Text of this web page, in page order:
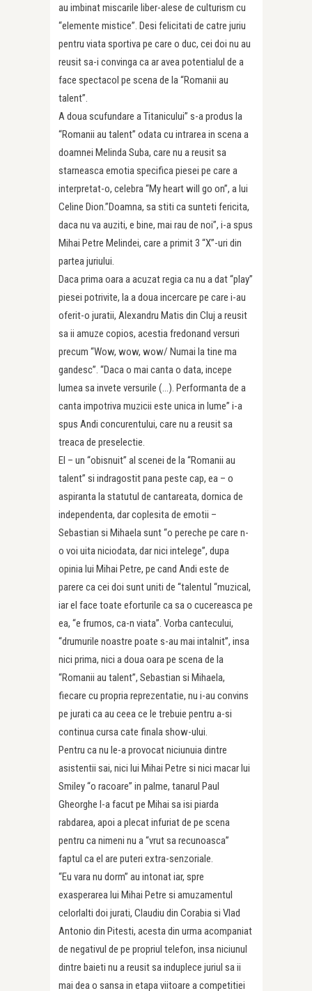
au imbinat miscarile liber-alese de culturism cu
“elemente mistice”. Desi felicitati de catre juriu
pentru viata sportiva pe care o duc, cei doi nu au
reusit sa-i convinga ca ar avea potentialul de a
face spectacol pe scena de la “Romanii au
talent”.
A doua scufundare a Titanicului” s-a produs la
“Romanii au talent” odata cu intrarea in scena a
doamnei Melinda Suba, care nu a reusit sa
starneasca emotia specifica piesei pe care a
interpretat-o, celebra “My heart will go on”, a lui
Celine Dion.”Doamna, sa stiti ca sunteti fericita,
daca nu va auziti, e bine, mai rau de noi”, i-a spus
Mihai Petre Melindei, care a primit 3 “X”-uri din
partea juriului.
Daca prima oara a acuzat regia ca nu a dat “play”
piesei potrivite, la a doua incercare pe care i-au
oferit-o juratii, Alexandru Matis din Cluj a reusit
sa ii amuze copios, acestia fredonand versuri
precum “Wow, wow, wow/ Numai la tine ma
gandesc”. “Daca o mai canta o data, incepe
lumea sa invete versurile (…). Performanta de a
canta impotriva muzicii este unica in lume” i-a
spus Andi concurentului, care nu a reusit sa
treaca de preselectie.
El – un “obisnuit” al scenei de la “Romanii au
talent” si indragostit pana peste cap, ea – o
aspiranta la statutul de cantareata, dornica de
independenta, dar coplesita de emotii –
Sebastian si Mihaela sunt “o pereche pe care n-
o voi uita niciodata, dar nici intelege”, dupa
opinia lui Mihai Petre, pe cand Andi este de
parere ca cei doi sunt uniti de “talentul “muzical,
iar el face toate eforturile ca sa o cucereasca pe
ea, “e frumos, ca-n viata”. Vorba cantecului,
“drumurile noastre poate s-au mai intalnit”, insa
nici prima, nici a doua oara pe scena de la
“Romanii au talent”, Sebastian si Mihaela,
fiecare cu propria reprezentatie, nu i-au convins
pe jurati ca au ceea ce le trebuie pentru a-si
continua cursa cate finala show-ului.
Pentru ca nu le-a provocat niciunuia dintre
asistentii sai, nici lui Mihai Petre si nici macar lui
Smiley “o racoare” in palme, tanarul Paul
Gheorghe l-a facut pe Mihai sa isi piarda
rabdarea, apoi a plecat infuriat de pe scena
pentru ca nimeni nu a “vrut sa recunoasca”
faptul ca el are puteri extra-senzoriale.
“Eu vara nu dorm” au intonat iar, spre
exasperarea lui Mihai Petre si amuzamentul
celorlalti doi jurati, Claudiu din Corabia si Vlad
Antonio din Pitesti, acesta din urma acompaniat
de negativul de pe propriul telefon, insa niciunul
dintre baieti nu a reusit sa induplece juriul sa ii
mai dea o sansa in etapa viitoare a competitiei